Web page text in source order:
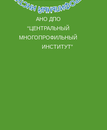
АНО ДПО
“ЦЕНТРАЛЬНЫЙ
МНОГОПРОФИЛЬНЫЙ
ИНСТИТУТ”